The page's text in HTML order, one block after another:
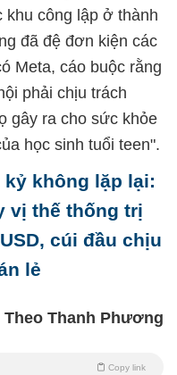
công lập ở thành
đã đệ đơn kiện các
Meta, cáo buộc rằng
phải chịu trách
gây ra cho sức khỏe
học sinh tuổi teen".
không lặp lại:
vị thế thống trị
cúi đầu chịu
lẻ
Theo Thanh Phương
Copy link